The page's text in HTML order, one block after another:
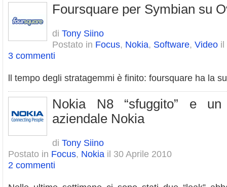
Foursquare per Symbian su
di Tony Siino
Postato in Focus, Nokia, Software, Video il
3 commenti
ll tempo degli stratagemmi è finito: foursquare ha la
Nokia N8 “sfuggito” e
aziendale Nokia
di Tony Siino
Postato in Focus, Nokia il 30 Aprile 2010
2 commenti